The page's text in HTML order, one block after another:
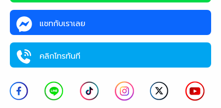
แชทกับเราเลย
คลิกโทรทันที